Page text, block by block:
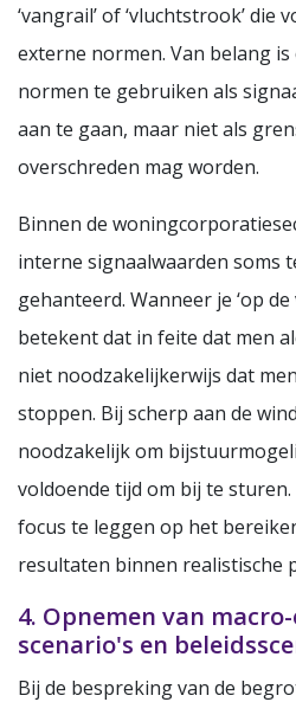
‘vangrail’ of ‘vluchtstrook’ die
externe normen. Van belang
normen te gebruiken als
aan te gaan, maar niet als
overschreden mag worden.
Binnen de
interne signaalwaarden soms
gehanteerd. Wanneer je ‘op
betekent dat in feite dat men
niet noodzakelijkerwijs dat
stoppen. Bij scherp aan de
noodzakelijk om
voldoende tijd om bij te
focus te leggen op het
resultaten binnen realistische
4. Opnemen van
scenario's en
Bij de bespreking van de